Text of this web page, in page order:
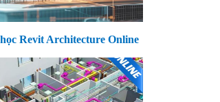
Revit Architecture Online